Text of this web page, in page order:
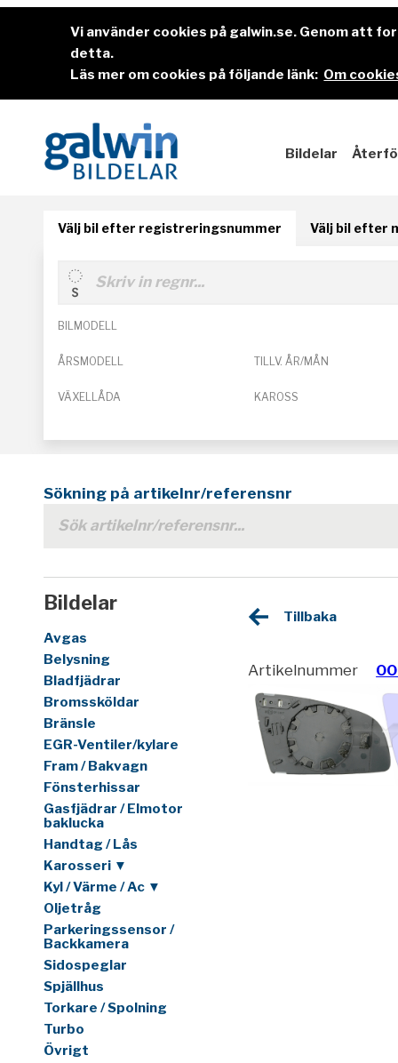
Vi använder cookies på galwin.se. Genom att
detta.
Läs mer om cookies på följande länk: Om
Bildelar
Välj bil efter registreringsnummer Välj bil efter
BILMODELL
ÅRSMODELL TILLV. ÅR/MÅN
VÄXELLÅDA KAROSS
Sökning på artikelnr/referensnr
Bildelar
Avgas
Belysning
Bladfjädrar
Bromssköldar
Bränsle
EGR-Ventiler/kylare
Fram / Bakvagn
Fönsterhissar
Gasfjädrar / Elmotor
baklucka
Handtag / Lås
Karosseri ▼
Kyl / Värme / Ac ▼
Oljetråg
Parkeringssensor /
Backkamera
Sidospeglar
Spjällhus
Torkare / Spolning
Turbo
Övrigt
Tillbaka
Artikelnummer